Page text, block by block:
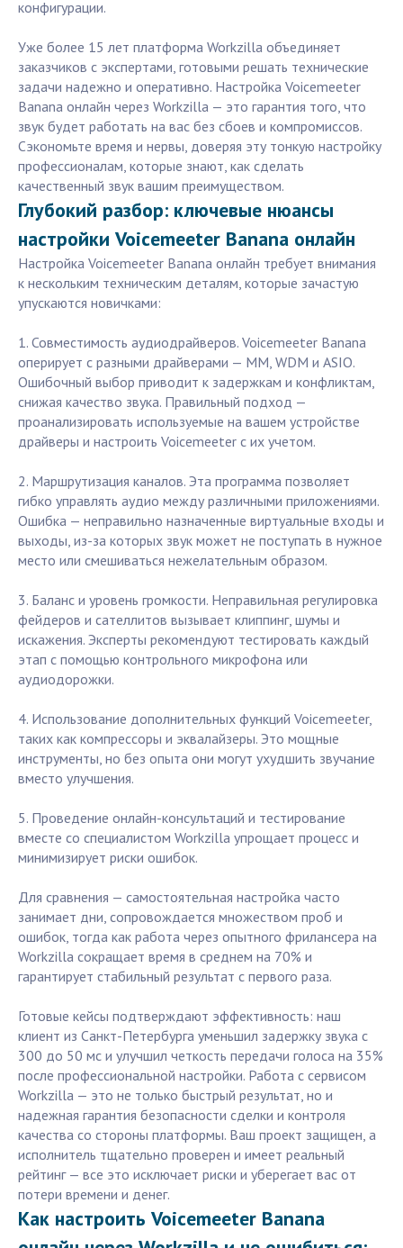
конфигурации.
Уже более 15 лет платформа Workzilla объединяет
заказчиков с экспертами, готовыми решать технические
задачи надежно и оперативно. Настройка Voicemeeter
Banana онлайн через Workzilla — это гарантия того, что
звук будет работать на вас без сбоев и компромиссов.
Сэкономьте время и нервы, доверяя эту тонкую настройку
профессионалам, которые знают, как сделать
качественный звук вашим преимуществом.
Глубокий разбор: ключевые нюансы
настройки Voicemeeter Banana онлайн
Настройка Voicemeeter Banana онлайн требует внимания
к нескольким техническим деталям, которые зачастую
упускаются новичками:
1. Совместимость аудиодрайверов. Voicemeeter Banana
оперирует с разными драйверами — MM, WDM и ASIO.
Ошибочный выбор приводит к задержкам и конфликтам,
снижая качество звука. Правильный подход —
проанализировать используемые на вашем устройстве
драйверы и настроить Voicemeeter с их учетом.
2. Маршрутизация каналов. Эта программа позволяет
гибко управлять аудио между различными приложениями.
Ошибка — неправильно назначенные виртуальные входы и
выходы, из-за которых звук может не поступать в нужное
место или смешиваться нежелательным образом.
3. Баланс и уровень громкости. Неправильная регулировка
фейдеров и сателлитов вызывает клиппинг, шумы и
искажения. Эксперты рекомендуют тестировать каждый
этап с помощью контрольного микрофона или
аудиодорожки.
4. Использование дополнительных функций Voicemeeter,
таких как компрессоры и эквалайзеры. Это мощные
инструменты, но без опыта они могут ухудшить звучание
вместо улучшения.
5. Проведение онлайн-консультаций и тестирование
вместе со специалистом Workzilla упрощает процесс и
минимизирует риски ошибок.
Для сравнения — самостоятельная настройка часто
занимает дни, сопровождается множеством проб и
ошибок, тогда как работа через опытного фрилансера на
Workzilla сокращает время в среднем на 70% и
гарантирует стабильный результат с первого раза.
Готовые кейсы подтверждают эффективность: наш
клиент из Санкт-Петербурга уменьшил задержку звука с
300 до 50 мс и улучшил четкость передачи голоса на 35%
после профессиональной настройки. Работа с сервисом
Workzilla — это не только быстрый результат, но и
надежная гарантия безопасности сделки и контроля
качества со стороны платформы. Ваш проект защищен, а
исполнитель тщательно проверен и имеет реальный
рейтинг — все это исключает риски и уберегает вас от
потери времени и денег.
Как настроить Voicemeeter Banana